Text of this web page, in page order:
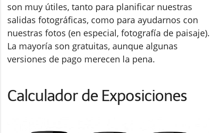
son muy útiles, tanto para planificar nuestras
salidas fotográficas, como para ayudarnos con
nuestras fotos (en especial, fotografía de paisaje).
La mayoría son gratuitas, aunque algunas
versiones de pago merecen la pena.
Calculador de Exposiciones